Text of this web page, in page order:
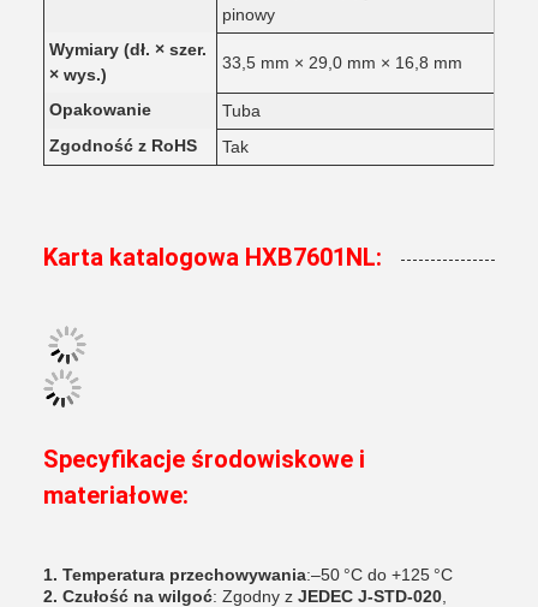
pinowy
Wymiary (dł. × szer.
× wys.)
33,5 mm × 29,0 mm × 16,8 mm
Opakowanie
Tuba
Zgodność z RoHS
Tak
Karta katalogowa HXB7601NL:
Specyfikacje środowiskowe i
materiałowe:
1. Temperatura przechowywania:–50 °C do +125 °C
2. Czułość na wilgoć: Zgodny z JEDEC J-STD-020